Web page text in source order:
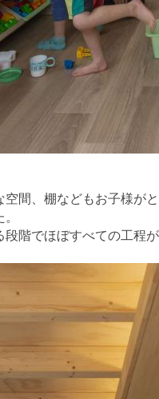
間、棚などもお子様がと
階でほぼすべての工程が